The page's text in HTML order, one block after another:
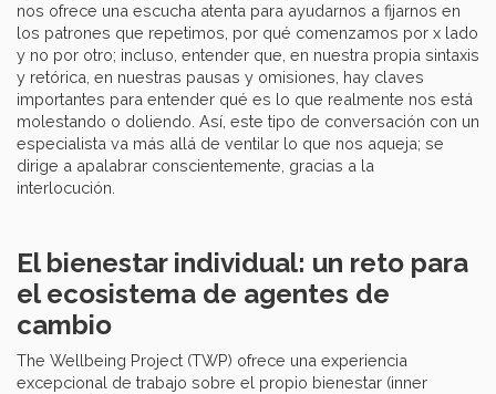
nos ofrece una escucha atenta para ayudarnos a fijarnos en
los patrones que repetimos, por qué comenzamos por x lado
y no por otro; incluso, entender que, en nuestra propia sintaxis
y retórica, en nuestras pausas y omisiones, hay claves
importantes para entender qué es lo que realmente nos está
molestando o doliendo. Así, este tipo de conversación con un
especialista va más allá de ventilar lo que nos aqueja; se
dirige a apalabrar conscientemente, gracias a la
interlocución.
El bienestar individual: un reto para
el ecosistema de agentes de
cambio
The Wellbeing Project (TWP) ofrece una experiencia
excepcional de trabajo sobre el propio bienestar (inner